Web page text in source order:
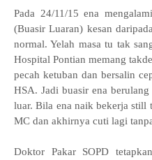
Pada 24/11/15 ena
(Buasir Luaran) kesan
normal. Yelah masa tu tak
Hospital Pontian memang
pecah ketuban dan bersalin
HSA. Jadi buasir ena
luar. Bila ena naik bekerja still
MC dan akhirnya cuti lagi
Doktor Pakar SOPD